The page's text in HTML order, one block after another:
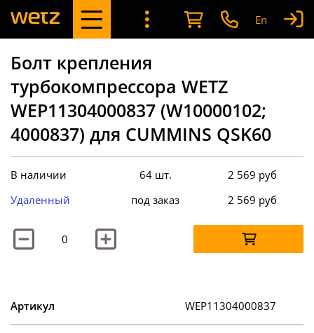
En
Болт крепления
турбокомпрессора WETZ
WEP11304000837 (W10000102;
4000837) для CUMMINS QSK60
В наличии 64 шт. 2 569 руб
Удаленный
под заказ 2 569 руб
Артикул WEP11304000837